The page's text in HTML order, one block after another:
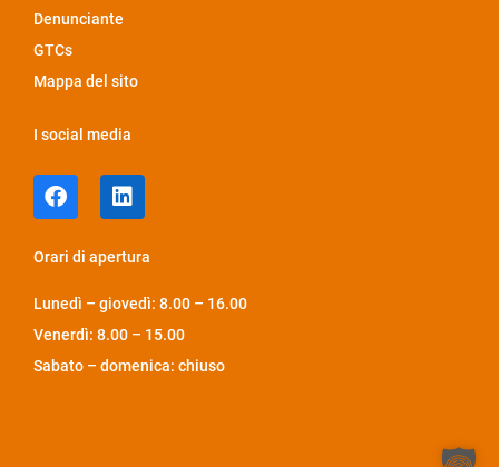
Denunciante
GTCs
Mappa del sito
I social media
Orari di apertura
Lunedì – giovedì: 8.00 – 16.00
Venerdì: 8.00 – 15.00
Sabato – domenica: chiuso